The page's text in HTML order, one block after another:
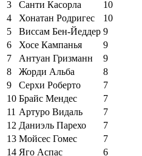
3
Санти Касорла
10
4
Хонатан Родригес
10
5
Виссам Бен-Йеддер 9
6
Хосе Кампанья
9
7
Антуан Гризманн
9
8
Жорди Альба
8
9
Серхи Роберто
7
10 Брайс Мендес
7
11 Артуро Видаль
7
12 Даниэль Парехо
7
13 Мойсес Гомес
7
14 Яго Аспас 6